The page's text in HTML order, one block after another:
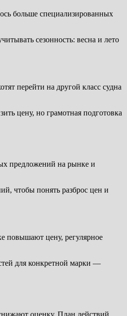
больше специализированных
сезонность: весна и лето
перейти на другой класс судна
цену, но грамотная подготовка
предложений на рынке и
чтобы понять разброс цен и
повышают цену, регулярное
для конкретной марки —